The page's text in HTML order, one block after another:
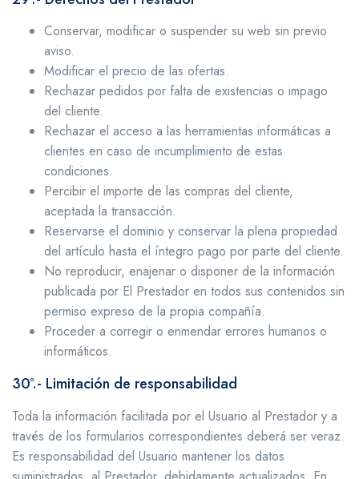
Conservar, modificar o suspender su web sin previo
aviso.
Modificar el precio de las ofertas.
Rechazar pedidos por falta de existencias o impago
del cliente.
Rechazar el acceso a las herramientas informáticas a
clientes en caso de incumplimiento de estas
condiciones.
Percibir el importe de las compras del cliente,
aceptada la transacción.
Reservarse el dominio y conservar la plena propiedad
del artículo hasta el íntegro pago por parte del cliente.
No reproducir, enajenar o disponer de la información
publicada por El Prestador en todos sus contenidos sin
permiso expreso de la propia compañía.
Proceder a corregir o enmendar errores humanos o
informáticos.
30º.- Limitación de responsabilidad
Toda la información facilitada por el Usuario al Prestador y a
través de los formularios correspondientes deberá ser veraz.
Es responsabilidad del Usuario mantener los datos